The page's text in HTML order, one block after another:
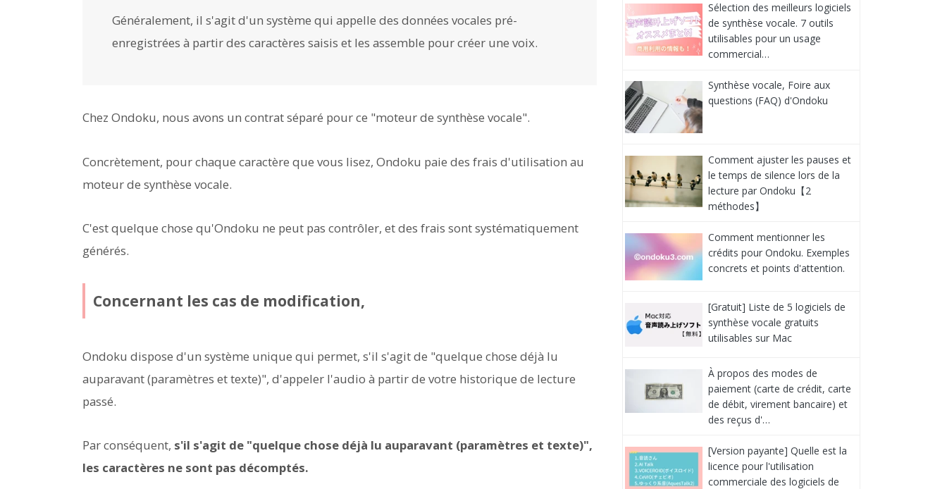
Généralement, il s'agit d'un système qui appelle des données vocales pré-
enregistrées à partir des caractères saisis et les assemble pour créer une voix.
Chez Ondoku, nous avons un contrat séparé pour ce "moteur de synthèse vocale".
Concrètement, pour chaque caractère que vous lisez, Ondoku paie des frais d'utilisation au
moteur de synthèse vocale.
C'est quelque chose qu'Ondoku ne peut pas contrôler, et des frais sont systématiquement
générés.
Concernant les cas de modification,
Ondoku dispose d'un système unique qui permet, s'il s'agit de "quelque chose déjà lu
auparavant (paramètres et texte)", d'appeler l'audio à partir de votre historique de lecture
passé.
Par conséquent, s'il s'agit de "quelque chose déjà lu auparavant (paramètres et texte)",
les caractères ne sont pas décomptés.
Sélection des meilleurs logiciels
de synthèse vocale. 7 outils
utilisables pour un usage
commercial…
Synthèse vocale, Foire aux
questions (FAQ) d'Ondoku
Comment ajuster les pauses et
le temps de silence lors de la
lecture par Ondoku【2
méthodes】
Comment mentionner les
crédits pour Ondoku. Exemples
concrets et points d'attention.
[Gratuit] Liste de 5 logiciels de
synthèse vocale gratuits
utilisables sur Mac
À propos des modes de
paiement (carte de crédit, carte
de débit, virement bancaire) et
des reçus d'…
[Version payante] Quelle est la
licence pour l'utilisation
commerciale des logiciels de